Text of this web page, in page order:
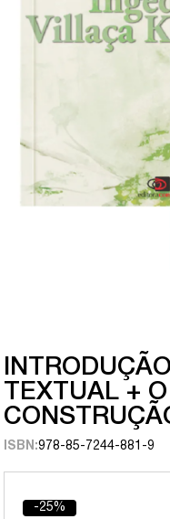
TEXTUAL +
ISBN:978-85-7244-881-9
-25%